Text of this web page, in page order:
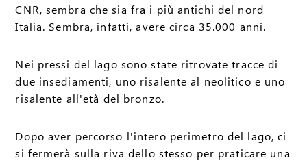
CNR, sembra che sia fra i più antichi del nord
Italia. Sembra, infatti, avere circa 35.000 anni.
Nei pressi del lago sono state ritrovate tracce di
due insediamenti, uno risalente al neolitico e uno
risalente all'età del bronzo.
Dopo aver percorso l'intero perimetro del lago, ci
si fermerà sulla riva dello stesso per praticare una